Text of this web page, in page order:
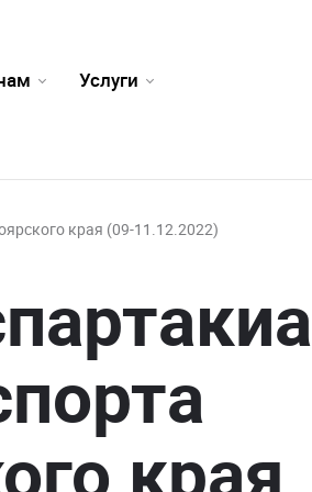
Услуги
края (09-11.12.2022)
края